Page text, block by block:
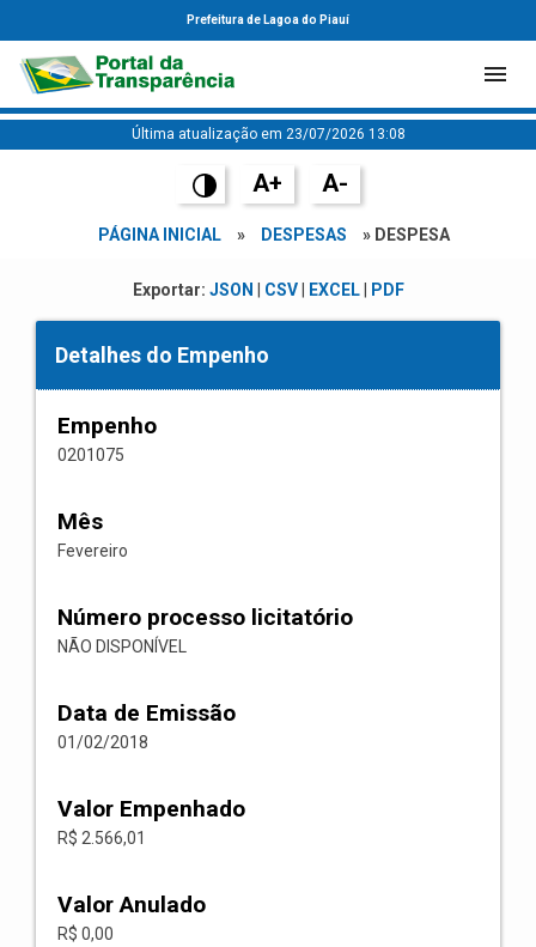
Prefeitura de Lagoa do Piauí
Última atualização em 23/07/2026 13:08
A+ A-
PÁGINA INICIAL » DESPESAS » DESPESA
Exportar: JSON CSV| EXCEL| PDF
Detalhes do Empenho
Empenho
0201075
Mês
Fevereiro
Número processo licitatório
NÃO DISPONÍVEL
Data de Emissão
01/02/2018
Valor Empenhado
R$ 2.566,01
Valor Anulado
R$ 0,00